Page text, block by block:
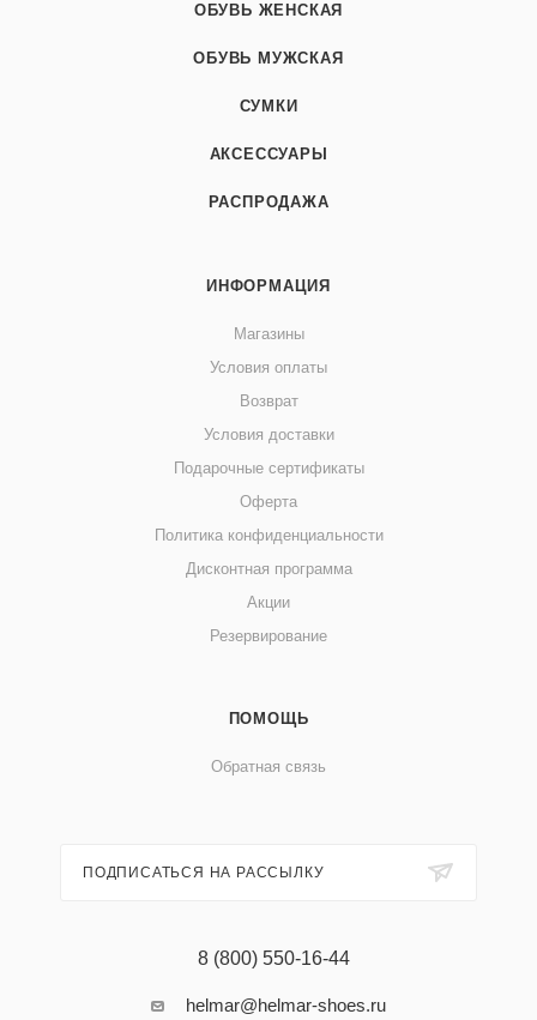
ОБУВЬ ЖЕНСКАЯ
ОБУВЬ МУЖСКАЯ
СУМКИ
АКСЕССУАРЫ
РАСПРОДАЖА
ИНФОРМАЦИЯ
Магазины
Условия оплаты
Возврат
Условия доставки
Подарочные сертификаты
Оферта
Политика конфиденциальности
Дисконтная программа
Акции
Резервирование
ПОМОЩЬ
Обратная связь
ПОДПИСАТЬСЯ НА РАССЫЛКУ
8 (800) 550-16-44
helmar@helmar-shoes.ru